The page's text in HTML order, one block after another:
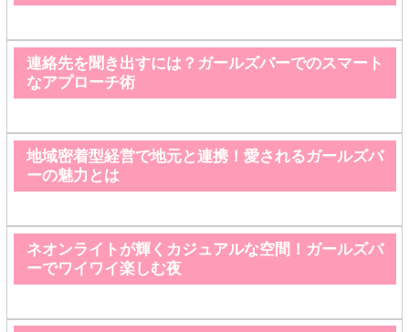
連絡先を聞き出すには？ガールズバーでのスマート
なアプローチ術
地域密着型経営で地元と連携！愛されるガールズバ
ーの魅力とは
ネオンライトが輝くカジュアルな空間！ガールズバ
ーでワイワイ楽しむ夜